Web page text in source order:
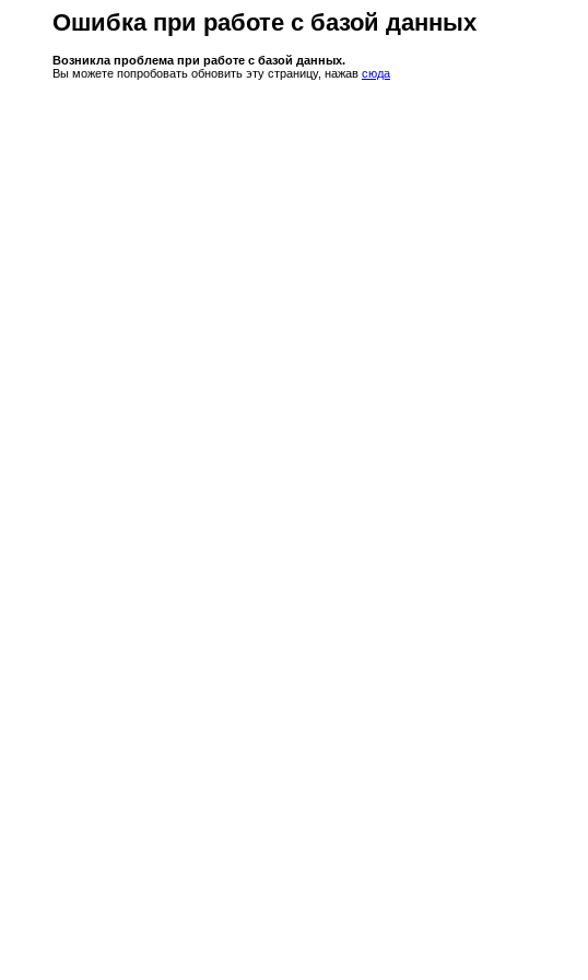
Ошибка при работе с базой данных
Возникла проблема при работе с базой данных.
Вы можете попробовать обновить эту страницу, нажав сюда